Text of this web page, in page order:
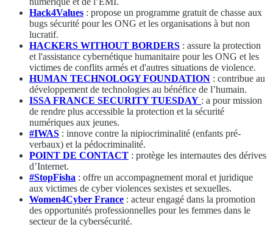
Hack4Values : propose un programme gratuit de chasse aux
bugs sécurité pour les ONG et les organisations à but non
lucratif.
HACKERS WITHOUT BORDERS : assure la protection
et l'assistance cybernétique humanitaire pour les ONG et les
victimes de conflits armés et d'autres situations de violence.
HUMAN TECHNOLOGY FOUNDATION : contribue au
développement de technologies au bénéfice de l’humain.
ISSA FRANCE SECURITY TUESDAY : a pour mission
de rendre plus accessible la protection et la sécurité
numériques aux jeunes.
#IWAS : innove contre la nipiocriminalité (enfants pré-
verbaux) et la pédocriminalité.
POINT DE CONTACT : protège les internautes des dérives
d’Internet.
#StopFisha : offre un accompagnement moral et juridique
aux victimes de cyber violences sexistes et sexuelles.
Women4Cyber France : acteur engagé dans la promotion
des opportunités professionnelles pour les femmes dans le
secteur de la cybersécurité.